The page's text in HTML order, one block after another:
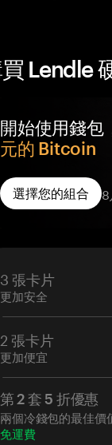
Lendle
開始使用錢包
元的 Bitcoin
您訂單中的每個
Reward，存入只
每個訂購的錢包
啟用後 14 天內
選擇您的組合 8
3 張卡片
更加安全
2 張卡片
更加便宜
第 2 套 5 折優惠
兩個冷錢包的最佳價
免運費